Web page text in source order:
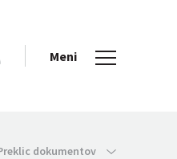
Meni
dokumentov